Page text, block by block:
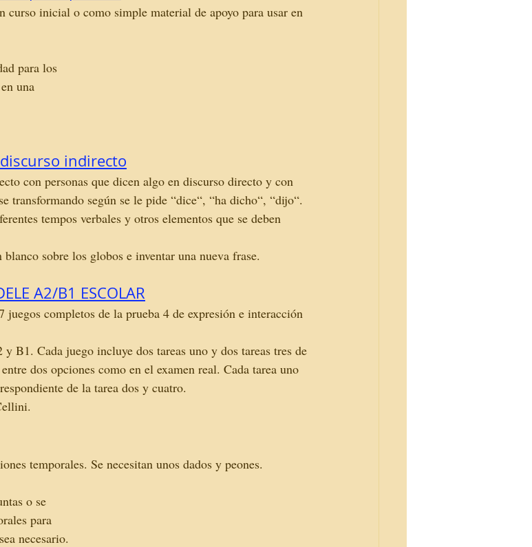
curso inicial o como simple material de apoyo para usar en
para los
una
indirecto
con personas que dicen algo en discurso directo y con
transformando según se le pide “dice“, “ha dicho“, “dijo“.
tempos verbales y otros elementos que se deben
sobre los globos e inventar una nueva frase.
A2/B1 ESCOLAR
juegos completos de la prueba 4 de expresión e interacción
B1. Cada juego incluye dos tareas uno y dos tareas tres de
dos opciones como en el examen real. Cada tarea uno
de la tarea dos y cuatro.
temporales. Se necesitan unos dados y peones.
o se
para
necesario.